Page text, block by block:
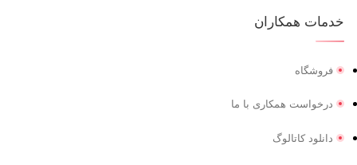
خدمات همکاران
فروشگاه
درخواست همکاری با ما
دانلود کاتالوگ